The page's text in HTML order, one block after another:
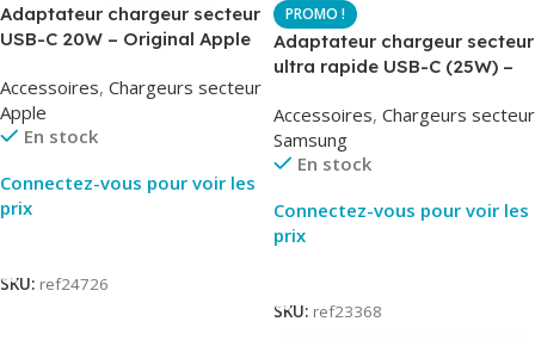
Adaptateur chargeur secteur
USB-C 20W – Original Apple
Original
Accessoires, Chargeurs secteur
Apple
En stock
Connectez-vous pour voir les
prix
SKU: ref24726
Adaptateur chargeur secteur
ultra rapide USB-C (25W) –
EP-TA800
Accessoires, Chargeurs secteur
Samsung
En stock
Connectez-vous pour voir les
prix
SKU: ref23368